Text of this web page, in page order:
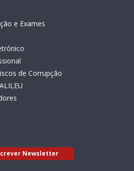
e Exames
de Corrupção
Newsletter